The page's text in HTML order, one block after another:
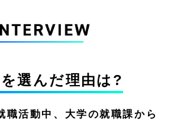
選んだ理由は?
職活動中、大学の就職課から